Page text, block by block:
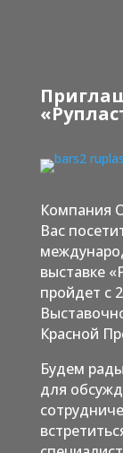
Компания
Вас
выставке
пройдет с
Красной
Будем
для